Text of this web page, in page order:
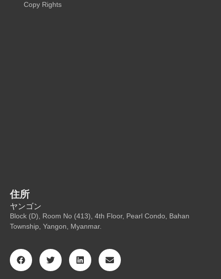
Copy Rights
住所
ヤンゴン
Block (D), Room No (413), 4th Floor, Pearl Condo, Bahan
Township, Yangon, Myanmar.